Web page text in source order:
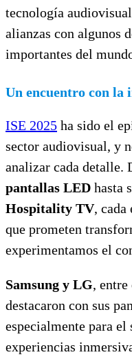
tecnología
alianzas con algunos
importantes del
Un encuentro con la
ISE 2025 ha sido el
sector audiovisual, y
analizar cada detalle.
pantallas LED hasta
Hospitality TV, cada
que prometen
experimentamos el
Samsung y LG, entre
destacaron con sus
especialmente para
experiencias